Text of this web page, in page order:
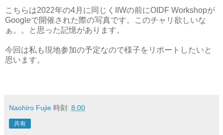
こちらは2022年の4月に同じくIIWの前にOIDF Workshopが
Googleで開催された際の写真です。このチャリ欲しいな
ぁ。。と思った記憶があります。
今回は私も現地参加の予定なので様子をリポートしたいと
思います。
Naohiro Fujie 時刻: 8:00
共有